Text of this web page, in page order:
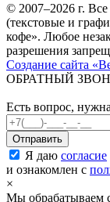
© 2007–2026 г.
(текстовые и
кофе». Любое
разрешения
Создание сайта
ОБРАТНЫЙ
Есть вопрос,
Я даю согласие
и ознакомлен с
×
Мы обрабатываем